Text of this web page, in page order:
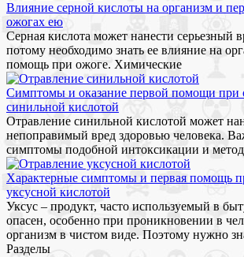
Влияние серной кислоты на организм и
ожогах ею
Серная кислота может нанести серьезный
потому необходимо знать ее влияние на
помощь при ожоге. Химические
Симптомы и оказание первой помощи при
синильной кислотой
Отравление синильной кислотой может
непоправимый вред здоровью человека.
симптомы подобной интоксикации и
Характерные симптомы и первая помощь
уксусной кислотой
Уксус – продукт, часто используемый в
опасен, особенно при проникновении в
организм в чистом виде. Поэтому нужно
Разделы